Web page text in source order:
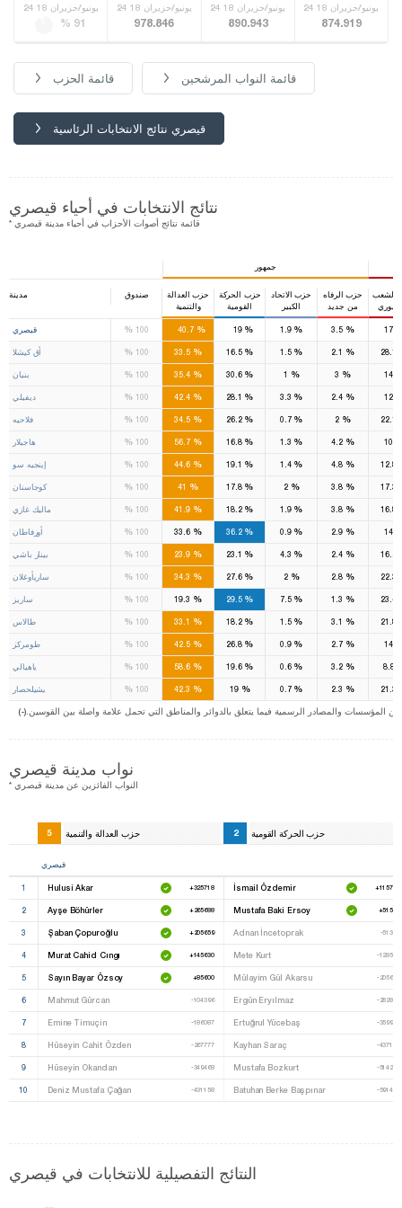
24 يونيو/حزيران 18
% 91
24 يونيو/حزيران 18
978.846
24 يونيو/حزيران 18
890.943
24 يونيو/حزيران 18
874.919
قائمة الحزب قائمة النواب المرشحين
قيصري نتائج الانتخابات الرئاسية
نتائج الانتخابات في أحياء قيصري
* قائمة نتائج أصوات الأحزاب في أحياء مدينة قيصري
جمهور
مدينة صندوق
حزب العدالة
والتنمية
حزب الحركة
القومية
حزب الاتحاد
الكبير
حزب الرفاه
من جديد
الشعب
قيصري % 100 %
40.7 %
19 %
1.9 %
3.5
2
أق كيشلا % 100 % %
16.5 %
1.5 %
بنيان % 100 % %
30.6 % %
ديفيلي % 100 % % % %
2.4
فلاحيه % 100 % %
26.2 %
0.7 %
هاجيلار % 100 % %
16.8 % %
4.2
إينجيه سو % 100 % % %
1.4 %
4.8
كوجاسنان % 100 % %
17.8 %
2 %
3.8
ماليك غازي % 100 % %
18.2 %
1.9 %
3.8
أوزفاطان % 100 % %
36.2 %
0.9 %
2.9
بينار باشي % 100 % % % %
2.4
ساريأوغلان % 100 % %
27.6 %
2 %
2.8
ساريز % 100 % %
29.5 %
7.5 %
طالاس % 100 % %
18.2 %
1.5 %
طومركز % 100 % %
26.8 %
0.9 %
2.7
ياهيالي % 100 % %
19.6 %
0.6 %
3.2
يشيلحصار % 100 % %
19 %
0.7 %
المؤسسات والمصادر الرسمية فيما يتعلق بالدوائر والمناطق التي تحمل علامة واصلة بين القوسين
نواب مدينة قيصري
* النواب الفائزين عن مدينة قيصري
5 حزب العدالة والتنمية 2 حزب الحركة القومية
قيصري
1 Hulusi Akar +325718 İsmail Özdemir +115797
2 Ayşe Böhürler +265688 Mustafa Baki Ersoy +51506
3 Şaban Çopuroğlu +205659 Adnan İncetoprak -51360
4 Murat Cahid Cıngı +145630 Mete Kurt -128510
5 Sayın Bayar Özsoy +85600 Mülayim Gül Akarsu -205659
6 Mahmut Gürcan -104396 Ergün Eryılmaz -282808
7 Emine Timuçin -186087 Ertuğrul Yücebaş -359958
8 Hüseyin Cahit Özden -267777 Kayhan Saraç -437107
9 Hüseyin Okandan -349468 Mustafa Bozkurt -514257
10 Deniz Mustafa Çağan -431158 Batuhan Berke Başpınar -591406
النتائج التفصيلية للانتخابات في قيصري